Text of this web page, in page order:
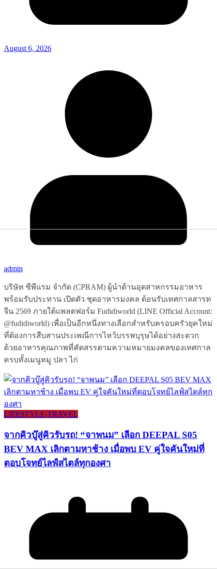
August 6, 2026
admin
บริษัท ซีพีแรม จำกัด (CPRAM) ผู้นำด้านอุตสาหกรรมอาหาร
พร้อมรับประทาน เปิดตัว ชุดอาหารมงคล ต้อนรับเทศกาลสารท
จีน 2569 ภายใต้แพลตฟอร์ม Fudidiworld (LINE Official Account:
@fudidiworld) เพื่อเป็นอีกหนึ่งทางเลือกสำหรับครอบครัวยุคใหม่
ที่ต้องการสืบสานประเพณีการไหว้บรรพบุรุษได้อย่างสะดวก
ด้วยอาหารคุณภาพที่คัดสรรตามความหมายมงคลของเทศกาล
ครบทั้งเมนูหมู ปลา ไก่
LIFESTYLE​-TRAVEL​
จากคิวบู๊สู่คิวรับรถ! “จาพนม” เลือก DEEPAL S05
BEV MAX เลิกตามหาช้าง เมื่อพบ EV คู่ใจคันใหม่ที่
ตอบโจทย์ไลฟ์สไตล์ทุกองศา